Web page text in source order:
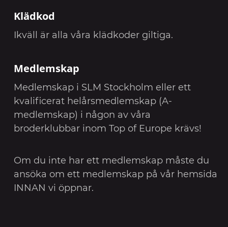
Klädkod
Ikväll är alla våra klädkoder giltiga.
Medlemskap
Medlemskap i SLM Stockholm eller ett
kvalificerat helårsmedlemskap (A-
medlemskap) i någon av våra
broderklubbar inom Top of Europe krävs!
Om du inte har ett medlemskap måste du
ansöka om ett medlemskap på vår hemsida
INNAN vi öppnar.